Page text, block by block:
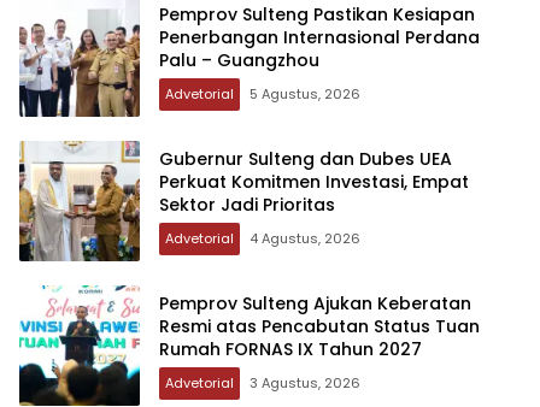
Pemprov Sulteng Pastikan Kesiapan
Penerbangan Internasional Perdana
Palu – Guangzhou
Advetorial 5 Agustus, 2026
Gubernur Sulteng dan Dubes UEA
Perkuat Komitmen Investasi, Empat
Sektor Jadi Prioritas
Advetorial 4 Agustus, 2026
Pemprov Sulteng Ajukan Keberatan
Resmi atas Pencabutan Status Tuan
Rumah FORNAS IX Tahun 2027
Advetorial 3 Agustus, 2026